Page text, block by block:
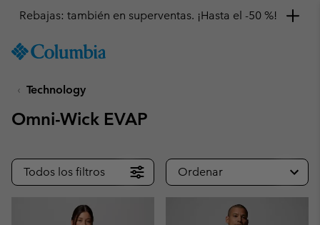
TO
SKIP
MAIN
SKIP
TO
SEARCH
Rebajas: también en superventas. ¡Hasta el -50 %!
Technology
Omni-Wick EVAP
Todos los filtros Ordenar